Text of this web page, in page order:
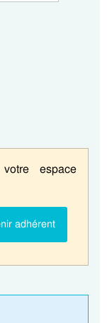
espace
adhérent